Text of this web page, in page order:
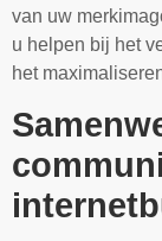
van uw
u helpen bij het
het